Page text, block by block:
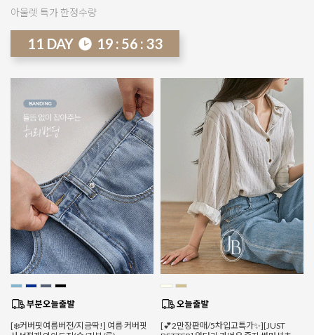
아울렛 특가 한정수량
11 DAY 19 : 56 : 27
[❄️커버핏여름버전/지금딱!] 여름 커버핏
[💕2만장판매/5차입고특가✨][JUST